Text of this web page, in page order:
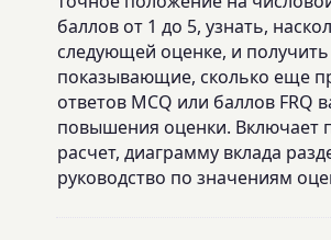
баллов от 1 до 5, узнать,
следующей оценке, и
показывающие, сколько еще
ответов MCQ или баллов FRQ
повышения оценки. Включает
расчет, диаграмму вклада
руководство по значениям